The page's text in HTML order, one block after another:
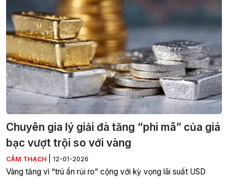
Chuyên gia lý giải đà tăng “phi mã” của giá
bạc vượt trội so với vàng
CẨM THẠCH 12-01-2026
Vàng tăng vì “trú ẩn rủi ro” cộng với kỳ vọng lãi suất USD